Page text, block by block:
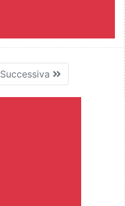
Successiva